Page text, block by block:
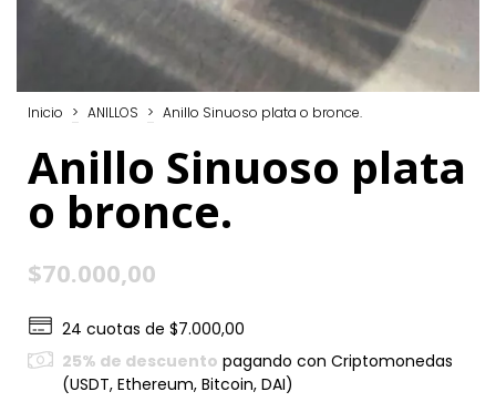
Inicio > ANILLOS > Anillo Sinuoso plata o bronce.
Anillo Sinuoso plata
o bronce.
$70.000,00
24 cuotas de$7.000,00
25% de descuento pagando con Criptomonedas
(USDT, Ethereum, Bitcoin, DAI)